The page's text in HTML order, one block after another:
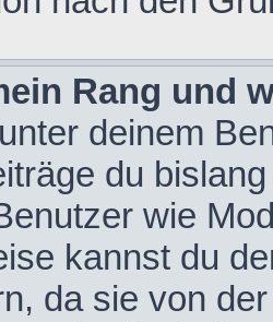
Rang und
deinem
du
wie
kannst du
da sie von